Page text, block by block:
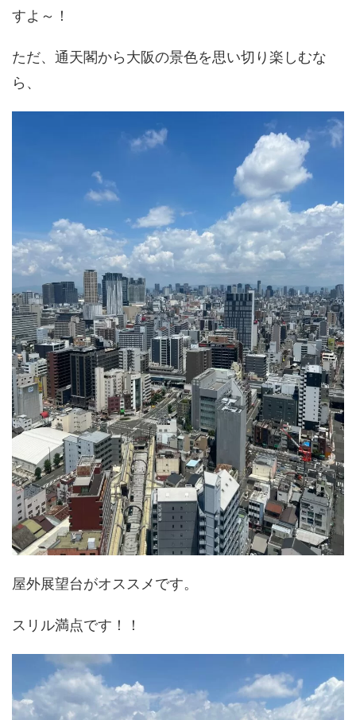
すよ～！
ただ、通天閣から大阪の景色を思い切り楽しむな
ら、
屋外展望台がオススメです。
スリル満点です！！